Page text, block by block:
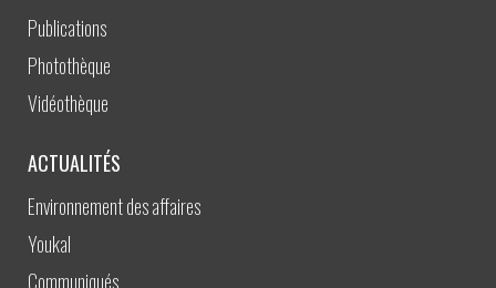
Publications
Photothèque
Vidéothèque
ACTUALITÉS
Environnement des affaires
Youkal
Communiqués